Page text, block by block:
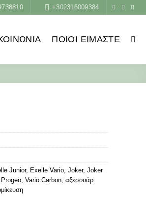
+302316009384
ΠΟΙΟΙ ΕΊΜΑΣΤΕ
Junior, Exelle Vario, Joker, Joker
Progeo, Vario Carbon, αξεσουάρ